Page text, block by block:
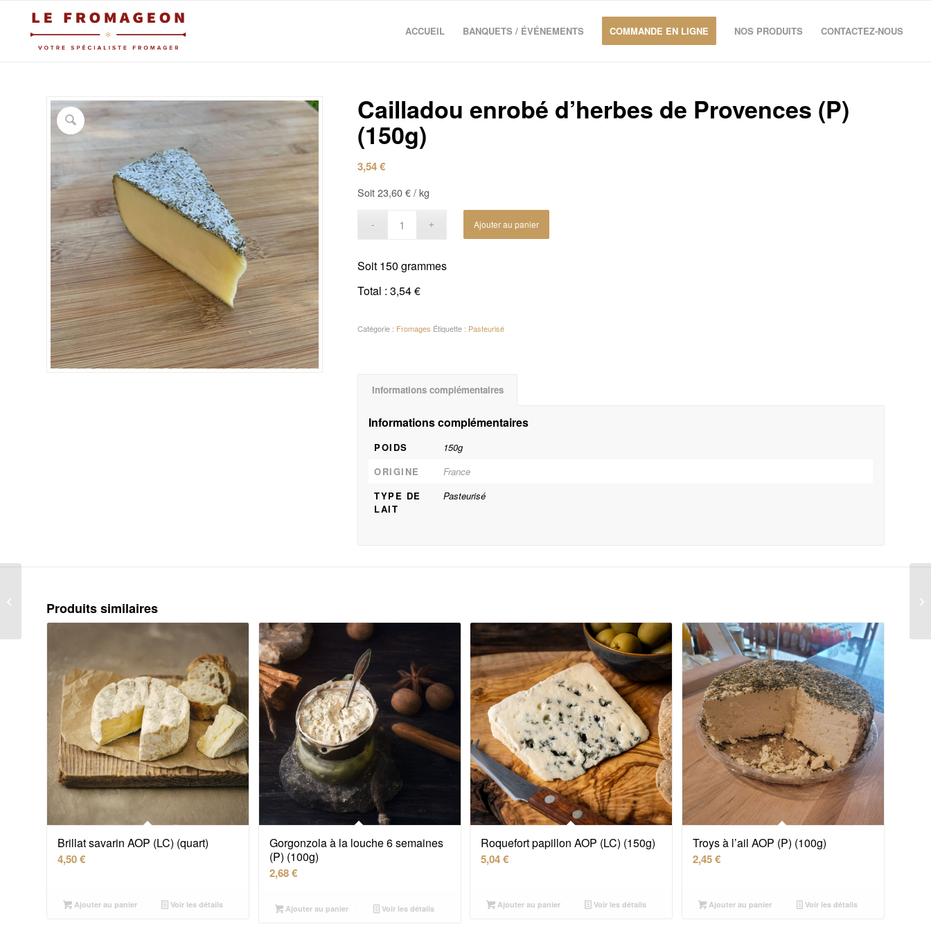
ACCUEIL BANQUETS / ÉVÉNEMENTS COMMANDE EN LIGNE NOS PRODUITS CONTACTEZ-NOUS
Cailladou enrobé d’herbes de Provences (P)
(150g)
3,54€
Soit23,60€/ kg
Ajouter au panier
Soit 150 grammes
Total :3,54 €
Catégorie : Fromages Étiquette : Pasteurisé
Informations complémentaires
Informations complémentaires
POIDS
150g
ORIGINE
France
TYPE DE
LAIT
Pasteurisé
Produits similaires
Brillat savarin AOP (LC) (quart)
4,50€
Ajouter au panier Voir les détails
Gorgonzola à la louche 6 semaines
(P) (100g)
2,68€
Ajouter au panier Voir les détails
Roquefort papillon AOP (LC) (150g)
5,04€
Ajouter au panier Voir les détails
Troys à l’ail AOP (P) (100g)
2,45€
Ajouter au panier Voir les détails